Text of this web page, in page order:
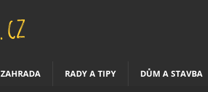
ZAHRADA RADY A TIPY DŮM A STAVBA